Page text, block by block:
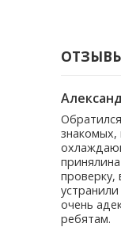
знакомых,
проверку,
очень
ребятам.